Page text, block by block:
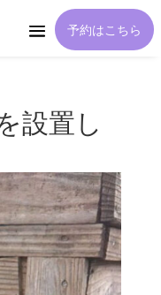
予約はこちら
設置し